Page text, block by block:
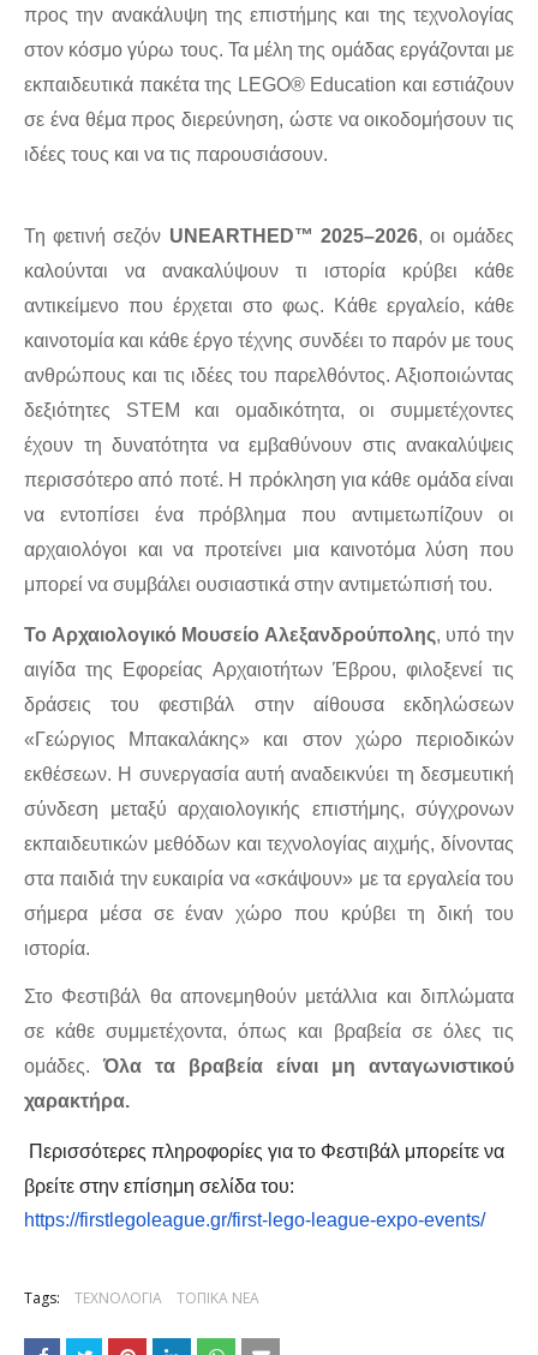
προς την ανακάλυψη της επιστήμης και της τεχνολογίας
στον κόσμο γύρω τους. Τα μέλη της ομάδας εργάζονται με
εκπαιδευτικά πακέτα της LEGO® Education και εστιάζουν
σε ένα θέμα προς διερεύνηση, ώστε να οικοδομήσουν τις
ιδέες τους και να τις παρουσιάσουν.
Τη φετινή σεζόν UNEARTHED™ 2025–2026, οι ομάδες
καλούνται να ανακαλύψουν τι ιστορία κρύβει κάθε
αντικείμενο που έρχεται στο φως. Κάθε εργαλείο, κάθε
καινοτομία και κάθε έργο τέχνης συνδέει το παρόν με τους
ανθρώπους και τις ιδέες του παρελθόντος. Αξιοποιώντας
δεξιότητες STEM και ομαδικότητα, οι συμμετέχοντες
έχουν τη δυνατότητα να εμβαθύνουν στις ανακαλύψεις
περισσότερο από ποτέ. Η πρόκληση για κάθε ομάδα είναι
να εντοπίσει ένα πρόβλημα που αντιμετωπίζουν οι
αρχαιολόγοι και να προτείνει μια καινοτόμα λύση που
μπορεί να συμβάλει ουσιαστικά στην αντιμετώπισή του.
Το Αρχαιολογικό Μουσείο Αλεξανδρούπολης, υπό την
αιγίδα της Εφορείας Αρχαιοτήτων Έβρου, φιλοξενεί τις
δράσεις του φεστιβάλ στην αίθουσα εκδηλώσεων
«Γεώργιος Μπακαλάκης» και στον χώρο περιοδικών
εκθέσεων. Η συνεργασία αυτή αναδεικνύει τη δεσμευτική
σύνδεση μεταξύ αρχαιολογικής επιστήμης, σύγχρονων
εκπαιδευτικών μεθόδων και τεχνολογίας αιχμής, δίνοντας
στα παιδιά την ευκαιρία να «σκάψουν» με τα εργαλεία του
σήμερα μέσα σε έναν χώρο που κρύβει τη δική του
ιστορία.
Στο Φεστιβάλ θα απονεμηθούν μετάλλια και διπλώματα
σε κάθε συμμετέχοντα, όπως και βραβεία σε όλες τις
ομάδες. Όλα τα βραβεία είναι μη ανταγωνιστικού
χαρακτήρα.
Περισσότερες πληροφορίες για το Φεστιβάλ μπορείτε να
βρείτε στην επίσημη σελίδα του:
https://firstlegoleague.gr/first-lego-league-expo-events/
Tags: ΤΕΧΝΟΛΟΓΙΑ ΤΟΠΙΚΑ ΝΕΑ